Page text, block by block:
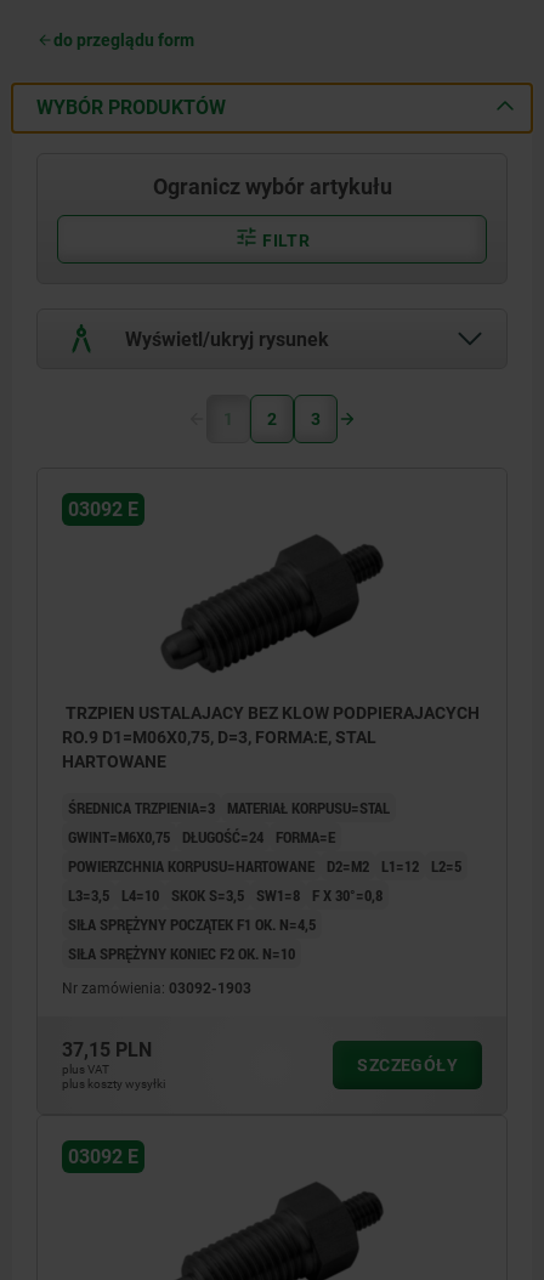
do przeglądu form
WYBÓR PRODUKTÓW
Ogranicz wybór artykułu
FILTR
Wyświetl/ukryj rysunek
1 2 3
03092 E
TRZPIEN USTALAJACY BEZ KLOW PODPIERAJACYCH
RO.9 D1=M06X0,75, D=3, FORMA:E, STAL
HARTOWANE
ŚREDNICA TRZPIENIA=3
MATERIAŁ KORPUSU=STAL
GWINT=M6X0,75
DŁUGOŚĆ=24
FORMA=E
POWIERZCHNIA KORPUSU=HARTOWANE
D2=M2 L1=12
L2=5
L3=3,5
L4=10 SKOK S=3,5 SW1=8
F X 30°=0,8
SIŁA SPRĘŻYNY POCZĄTEK F1 OK. N=4,5
SIŁA SPRĘŻYNY KONIEC F2 OK. N=10
Nr zamówienia: 03092-1903
37,15 PLN
plus VAT
plus koszty wysyłki
SZCZEGÓŁY
03092 E